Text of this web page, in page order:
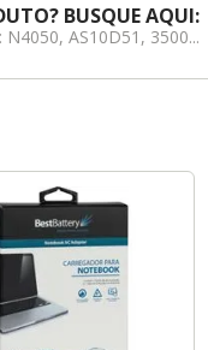
BUSQUE AQUI:
N4050, AS10D51, 3500...